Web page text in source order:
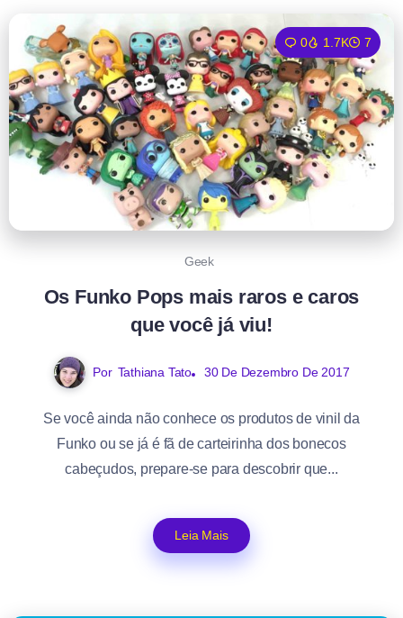
0 1.7K 7
Geek
Os Funko Pops mais raros e caros
que você já viu!
Por Tathiana Tato 30 De Dezembro De 2017
Se você ainda não conhece os produtos de vinil da
Funko ou se já é fã de carteirinha dos bonecos
cabeçudos, prepare-se para descobrir que...
Leia Mais